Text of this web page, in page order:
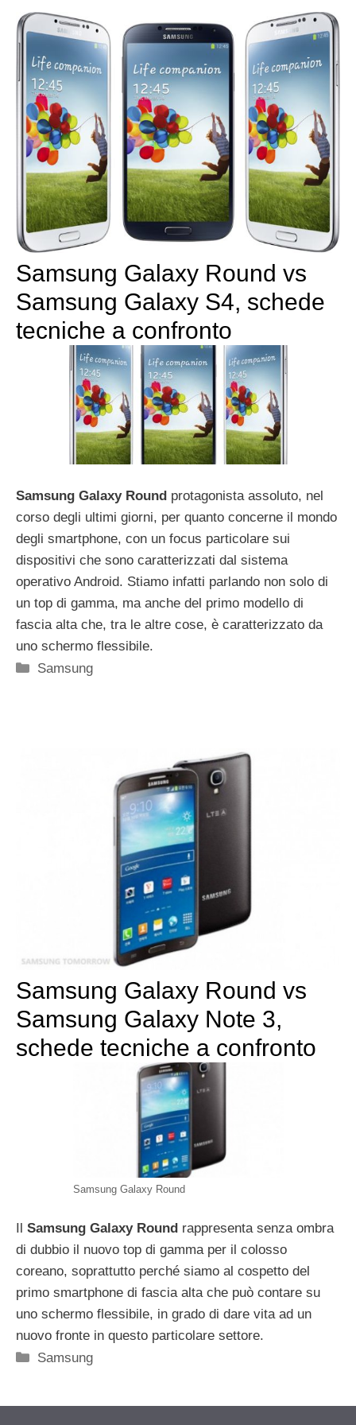
Samsung Galaxy Round vs
Samsung Galaxy S4, schede
tecniche a confronto
Samsung Galaxy Round protagonista assoluto, nel
corso degli ultimi giorni, per quanto concerne il mondo
degli smartphone, con un focus particolare sui
dispositivi che sono caratterizzati dal sistema
operativo Android. Stiamo infatti parlando non solo di
un top di gamma, ma anche del primo modello di
fascia alta che, tra le altre cose, è caratterizzato da
uno schermo flessibile.
Categorie
Samsung
Samsung Galaxy Round vs
Samsung Galaxy Note 3,
schede tecniche a confronto
Samsung Galaxy Round
Il Samsung Galaxy Round rappresenta senza ombra
di dubbio il nuovo top di gamma per il colosso
coreano, soprattutto perché siamo al cospetto del
primo smartphone di fascia alta che può contare su
uno schermo flessibile, in grado di dare vita ad un
nuovo fronte in questo particolare settore.
Categorie
Samsung